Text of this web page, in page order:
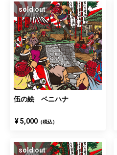
sold out
伍の絵 ベニハナ
¥ 5,000 （税込）
sold out